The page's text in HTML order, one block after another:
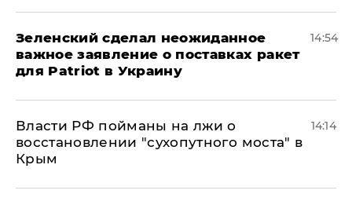
Зеленский сделал неожиданное
важное заявление о поставках ракет
для Patriot в Украину
14:54
Власти РФ пойманы на лжи о
восстановлении "сухопутного моста" в
Крым
14:14